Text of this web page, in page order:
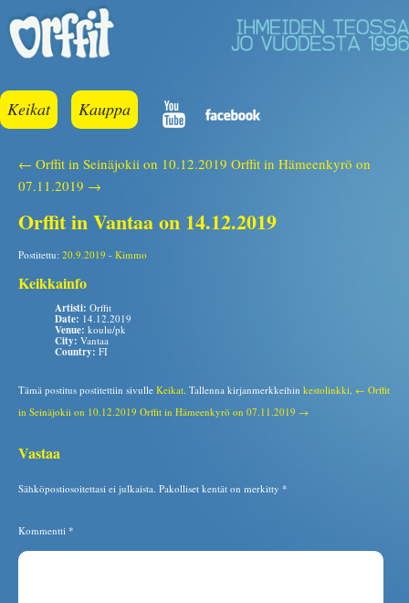
Keikat Kauppa
← Orffit in Seinäjokii on 10.12.2019 Orffit in Hämeenkyrö on
07.11.2019 →
Orffit in Vantaa on 14.12.2019
Postitettu: 20.9.2019 - Kimmo
Keikkainfo
Artisti: Orffit
Date: 14.12.2019
Venue: koulu/pk
City: Vantaa
Country: FI
Tämä postitus postitettiin sivulle Keikat . Tallenna kirjanmerkkeihin kestolinkki ← Orffit
in Seinäjokii on 10.12.2019 Orffit in Hämeenkyrö on 07.11.2019 →
Vastaa
Sähköpostiosoitettasi ei julkaista. Pakolliset kentät on merkitty *
Kommentti *